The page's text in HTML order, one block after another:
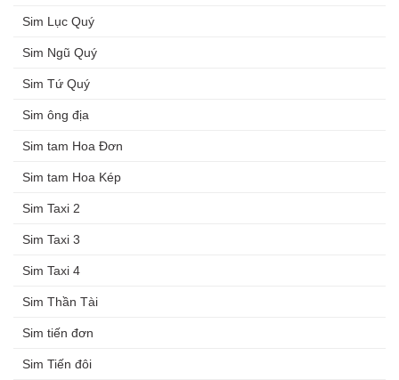
Sim Lục Quý
Sim Ngũ Quý
Sim Tứ Quý
Sim ông địa
Sim tam Hoa Đơn
Sim tam Hoa Kép
Sim Taxi 2
Sim Taxi 3
Sim Taxi 4
Sim Thần Tài
Sim tiến đơn
Sim Tiến đôi